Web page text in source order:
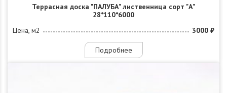
Террасная доска "ПАЛУБА" лиственница сорт "А"
28*110*6000
Цена, м2
3000 ₽
Подробнее